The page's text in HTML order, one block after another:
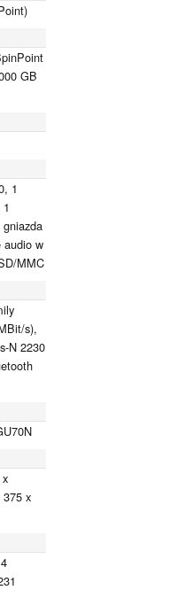
GB
1
audio w
MMC
s),
N 2230
375 x